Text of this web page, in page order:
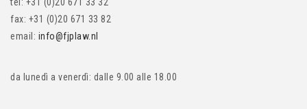
tel: +31 (0)20 671 33 32
fax: +31 (0)20 671 33 82
email: info@fjplaw.nl
da lunedì a venerdì: dalle 9.00 alle 18.00